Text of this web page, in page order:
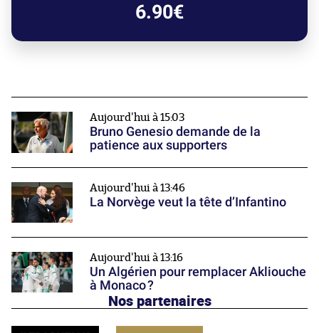
6.90€
Aujourd'hui à 15:03
Bruno Genesio demande de la
patience aux supporters
Aujourd'hui à 13:46
La Norvège veut la tête d’Infantino
Aujourd'hui à 13:16
Un Algérien pour remplacer Akliouche
à Monaco ?
Nos partenaires